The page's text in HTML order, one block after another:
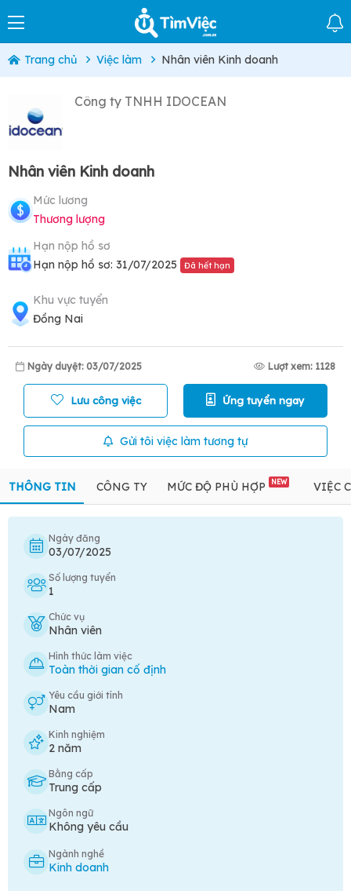
Trang chủ Việc làm Nhân viên Kinh doanh
Công ty TNHH IDOCEAN
Nhân viên Kinh doanh
Mức lương
Thương lượng
Hạn nộp hồ sơ
Hạn nộp hồ sơ: 31/07/2025
Đã hết hạn
Khu vực tuyển
Đồng Nai
Ngày duyệt: 03/07/2025 Lượt xem: 1128
Lưu công việc Ứng tuyển ngay
Gửi tôi việc làm tương tự
THÔNG TIN CÔNG TY MỨC ĐỘ PHÙ HỢP NEW VIỆC
Ngày đăng
03/07/2025
Số lượng tuyển
1
Chức vụ
Nhân viên
Hình thức làm việc
Toàn thời gian cố định
Yêu cầu giới tính
Nam
Kinh nghiệm
2 năm
Bằng cấp
Trung cấp
Ngôn ngữ
Không yêu cầu
Ngành nghề
Kinh doanh